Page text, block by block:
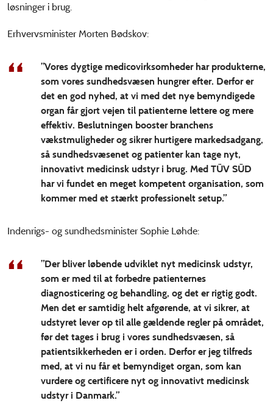
løsninger i brug.
Erhvervsminister Morten Bødskov:
”Vores dygtige medicovirksomheder har produkterne,
som vores sundhedsvæsen hungrer efter. Derfor er
det en god nyhed, at vi med det nye bemyndigede
organ får gjort vejen til patienterne lettere og mere
effektiv. Beslutningen booster branchens
vækstmuligheder og sikrer hurtigere markedsadgang,
så sundhedsvæsenet og patienter kan tage nyt,
innovativt medicinsk udstyr i brug. Med TÜV SÜD
har vi fundet en meget kompetent organisation, som
kommer med et stærkt professionelt setup.”
Indenrigs- og sundhedsminister Sophie Løhde:
”Der bliver løbende udviklet nyt medicinsk udstyr,
som er med til at forbedre patienternes
diagnosticering og behandling, og det er rigtig godt.
Men det er samtidig helt afgørende, at vi sikrer, at
udstyret lever op til alle gældende regler på området,
før det tages i brug i vores sundhedsvæsen, så
patientsikkerheden er i orden. Derfor er jeg tilfreds
med, at vi nu får et bemyndiget organ, som kan
vurdere og certificere nyt og innovativt medicinsk
udstyr i Danmark.”